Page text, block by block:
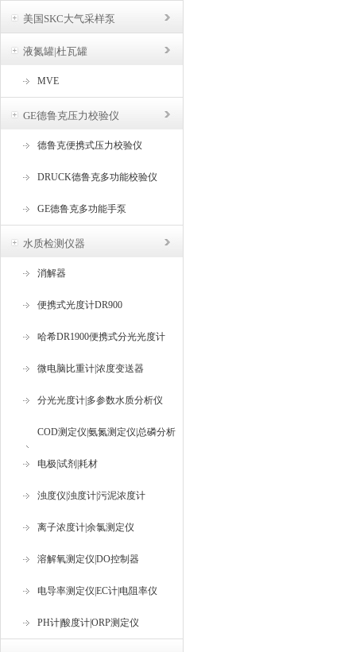
美国SKC大气采样泵
液氮罐|杜瓦罐
MVE
GE德鲁克压力校验仪
德鲁克便携式压力校验仪
DRUCK德鲁克多功能校验仪
GE德鲁克多功能手泵
水质检测仪器
消解器
便携式光度计DR900
哈希DR1900便携式分光光度计
微电脑比重计|浓度变送器
分光光度计|多参数水质分析仪
COD测定仪|氨氮测定仪|总磷分析
仪
电极|试剂|耗材
浊度仪|浊度计|污泥浓度计
离子浓度计|余氯测定仪
溶解氧测定仪|DO控制器
电导率测定仪|EC计|电阻率仪
PH计|酸度计|ORP测定仪